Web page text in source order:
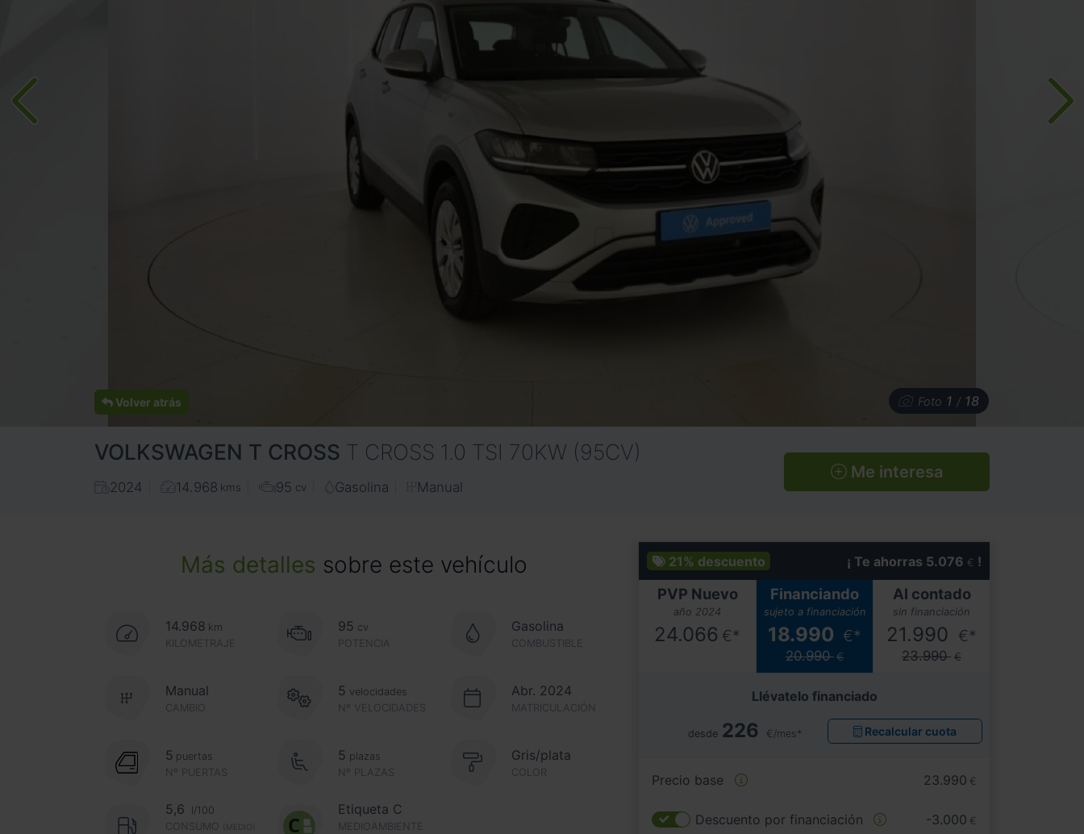
Volver atrás Foto 1 / 18
VOLKSWAGEN T CROSS T CROSS 1.0 TSI 70KW (95CV)
2024 14.968 kms 95 cv Gasolina Manual
Me interesa
Más detalles sobre este vehículo
14.968 km
KILOMETRAJE
95 cv
POTENCIA
Gasolina
COMBUSTIBLE
CAMBIO
Manual
Nº VELOCIDADES
5 velocidades Abr. 2024
MATRICULACIÓN
Nº PUERTAS
5 puertas
Nº PLAZAS
5 plazas Gris/plata
COLOR
5,6
l/100
CONSUMO
(MEDIO)
Etiqueta C
MEDIOAMBIENTE
21% descuento ¡ Te ahorras 5.076 € !
PVP Nuevo
año 2024
24.066 €*
Financiando
sujeto a financiación
18.990 €*
20.990 €
Al contado
sin financiación
21.990 €*
23.990 €
Llévatelo financiado
desde 226 €/mes* Recalcular cuota
Precio base 23.990 €
Descuento por financiación -3.000 €